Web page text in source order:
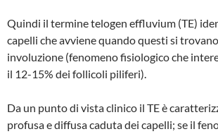
Quindi il termine telogen effluvium (TE)
capelli che avviene quando questi si
involuzione (fenomeno fisiologico che
il 12-15% dei follicoli piliferi).
Da un punto di vista clinico il TE è
profusa e diffusa caduta dei capelli; se il